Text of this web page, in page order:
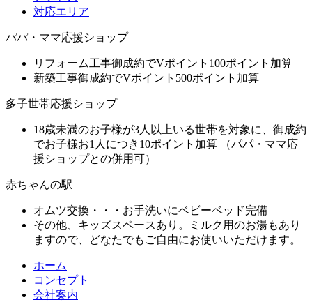
対応エリア
パパ・ママ応援ショップ
リフォーム工事御成約でVポイント100ポイント加算
新築工事御成約でVポイント500ポイント加算
多子世帯応援ショップ
18歳未満のお子様が3人以上いる世帯を対象に、御成約
でお子様お1人につき10ポイント加算 （パパ・ママ応
援ショップとの併用可）
赤ちゃんの駅
オムツ交換・・・お手洗いにベビーベッド完備
その他、キッズスペースあり。ミルク用のお湯もあり
ますので、どなたでもご自由にお使いいただけます。
ホーム
コンセプト
会社案内